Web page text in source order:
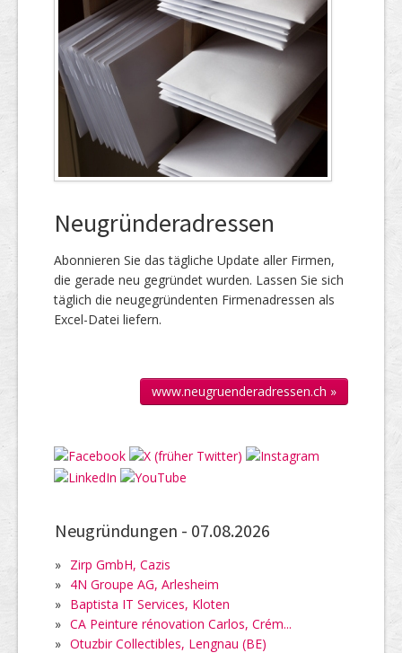
Neugründeradressen
Abonnieren Sie das täg­liche Up­date aller Firmen,
die gerade neu ge­gründet wur­den. Lassen Sie sich
täglich die neu­gegründenten Firmen­adressen als
Excel-Datei liefern.
www.neugruenderadressen.ch »
Neugründungen - 07.08.2026
» Zirp GmbH, Cazis
» 4N Groupe AG, Arlesheim
» Baptista IT Services, Kloten
» CA Peinture rénovation Carlos, Crém...
» Otuzbir Collectibles, Lengnau (BE)